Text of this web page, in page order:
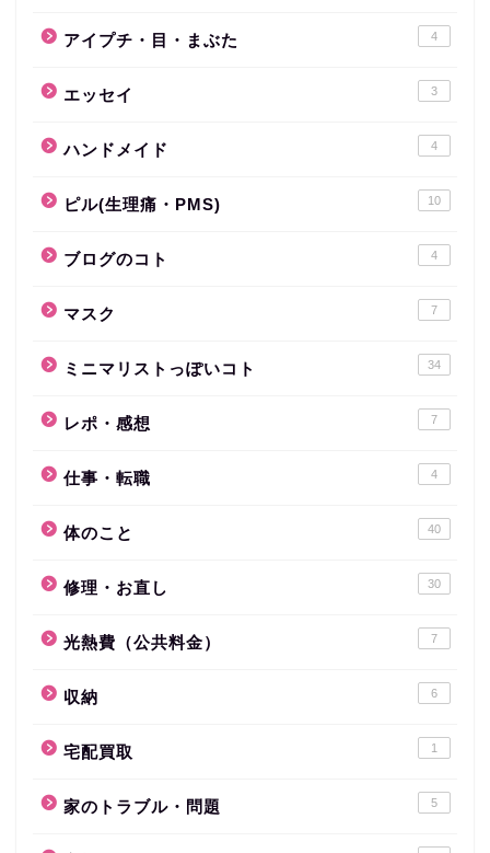
アイプチ・目・まぶた 4
エッセイ 3
ハンドメイド 4
ピル(生理痛・PMS) 10
ブログのコト 4
マスク 7
ミニマリストっぽいコト 34
レポ・感想 7
仕事・転職 4
体のこと 40
修理・お直し 30
光熱費（公共料金） 7
収納 6
宅配買取 1
家のトラブル・問題 5